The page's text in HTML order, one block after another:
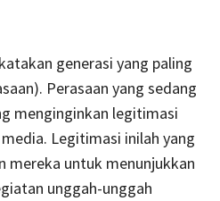
generasi yang paling
Perasaan yang sedang
menginginkan legitimasi
Legitimasi inilah yang
mereka untuk menunjukkan
unggah-unggah